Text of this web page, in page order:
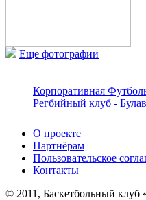
Еще фотографии
Корпоративная
Регбийный клуб -
О проекте
Партнёрам
Пользовательское
Контакты
© 2011, Баскетбольный